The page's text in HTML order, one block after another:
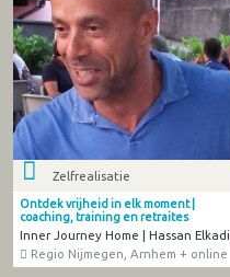
Zelfrealisatie
Ontdek vrijheid in elk moment |
coaching, training en retraites
Inner Journey Home | Hassan Elkadi
Regio Nijmegen, Arnhem + online